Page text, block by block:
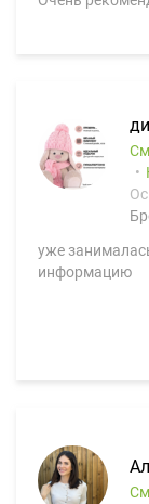
уже
информацию